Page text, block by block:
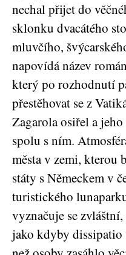
nechal přijet do
sklonku dvacátého
mluvčího,
napovídá název
který po rozhodnutí
přestěhovat se z
Zagarola osiřel a
spolu s ním.
města v zemi, kterou
státy s Německem v
turistického
vyznačuje se
jako kdyby dissipatio